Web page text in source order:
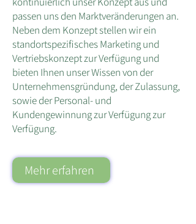
passen uns den Marktveränderungen an.
Neben dem Konzept stellen wir ein
standortspezifisches Marketing und
Vertriebskonzept zur Verfügung und
bieten Ihnen unser Wissen von der
Unternehmensgründung, der Zulassung,
sowie der Personal- und
Kundengewinnung zur Verfügung zur
Verfügung.
Mehr erfahren